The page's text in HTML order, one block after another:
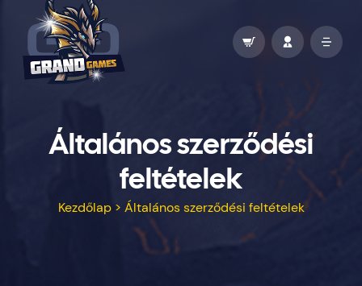
Általános szerződési
feltételek
Kezdőlap > Általános szerződési feltételek